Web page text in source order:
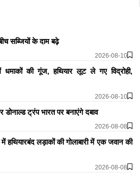
सब्जियों के दाम बढ़े
2026-08-10
की गूंज, हथियार लूट ले गए विद्रोही,
2026-08-10
ट्रंप भारत पर बनाएंगे दबाव
2026-08-08
हथियारबंद लड़ाकों की गोलाबारी में एक जवान की
2026-08-08